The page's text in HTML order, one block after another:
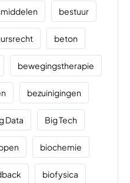
bestuur
beton
bewegingstherapie
bezuinigingen
Data Big Tech
biochemie
biofysica